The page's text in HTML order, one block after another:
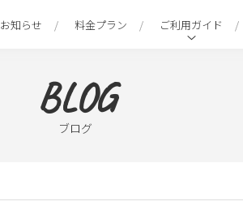
お知らせ 料金プラン ご利用ガイド
BLOG
ブログ